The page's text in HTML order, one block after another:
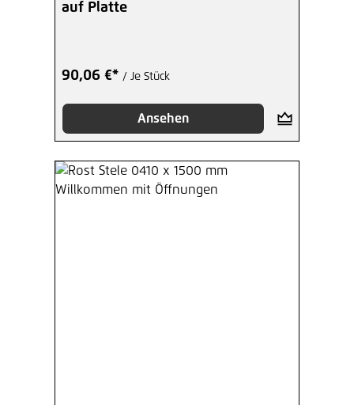
auf Platte
90,06 €* / Je Stück
Ansehen